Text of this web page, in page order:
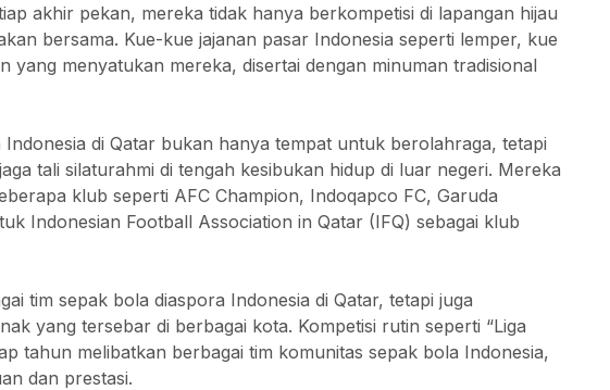
akhir pekan, mereka tidak hanya berkompetisi di lapangan hijau
bersama. Kue-kue jajanan pasar Indonesia seperti lemper, kue
yang menyatukan mereka, disertai dengan minuman tradisional
di Qatar bukan hanya tempat untuk berolahraga, tetapi
tali silaturahmi di tengah kesibukan hidup di luar negeri. Mereka
klub seperti AFC Champion, Indoqapco FC, Garuda
Indonesian Football Association in Qatar (IFQ) sebagai klub
tim sepak bola diaspora Indonesia di Qatar, tetapi juga
yang tersebar di berbagai kota. Kompetisi rutin seperti “Liga
tahun melibatkan berbagai tim komunitas sepak bola Indonesia,
dan prestasi.